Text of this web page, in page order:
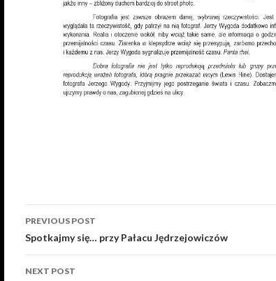
Post
navigation
PREVIOUS POST
Spotkajmy się… przy Pałacu Jędrzejowiczów
NEXT POST